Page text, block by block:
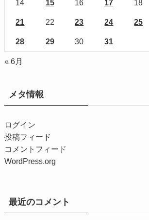
14 15 16 17 18
21 22 23 24 25
28 29 30 31
« 6月
メタ情報
ログイン
投稿フィード
コメントフィード
WordPress.org
最近のコメント